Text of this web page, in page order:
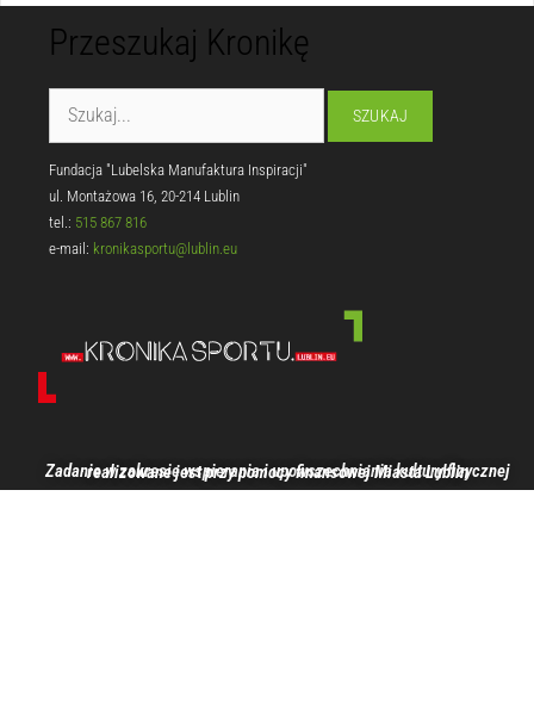
Przeszukaj Kronikę
Fundacja "Lubelska Manufaktura Inspiracji"
ul. Montażowa 16, 20-214 Lublin
tel.: 515 867 816
e-mail: kronikasportu@lublin.eu
Zadanie w zakresie wspierania i upowszechniania kultury fizycznej realizowane jest przy pomocy finansowej Miasta Lublin